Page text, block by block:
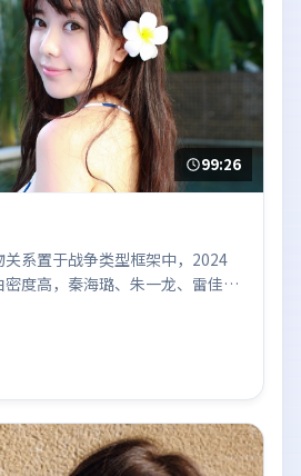
99:26
系置于战争类型框架中，2024
度高，秦海璐、朱一龙、雷佳
值得关注；整体气质偏中国大陆